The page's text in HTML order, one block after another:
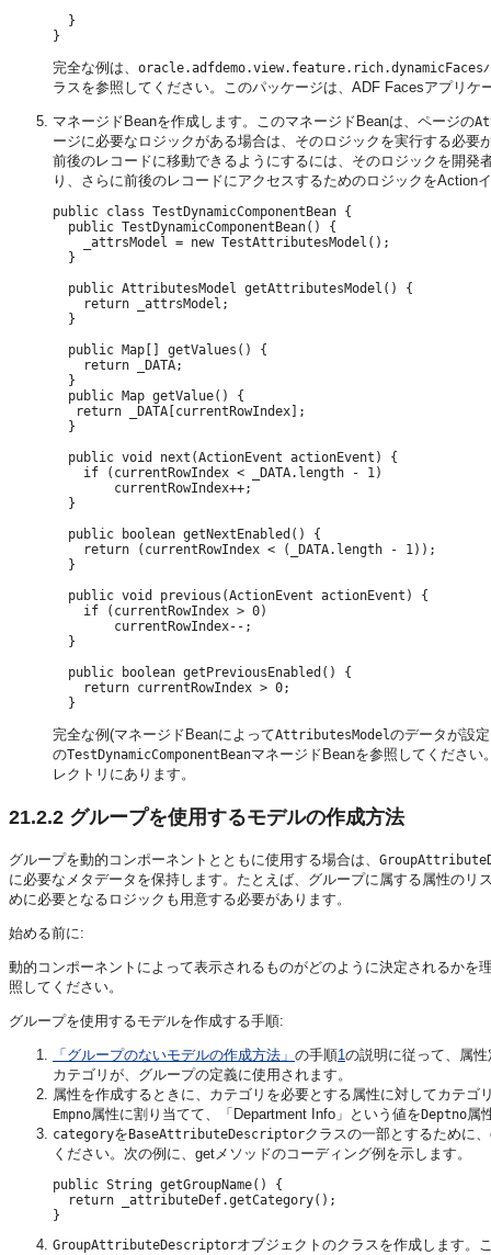
  }
完全な例は、 oracle.adfdemo.view.feature.rich.dynamicFaces
ラスを参照してください。このパッケージは、ADF Facesアプリ
マネージドBeanを作成します。このマネージドBeanは、ページの
ージに必要なロジックがある場合は、そのロジックを実行する必
前後のレコードに移動できるようにするには、そのロジックを開
り、さらに前後のレコードにアクセスするためのロジックをAction
public class TestDynamicComponentBean {
  public TestDynamicComponentBean() {
    _attrsModel = new TestAttributesModel();
  }
  public AttributesModel getAttributesModel() {
    return _attrsModel;
  }
  public Map[] getValues() {
    return _DATA;
  }
  public Map getValue() {
   return _DATA[currentRowIndex];
  }
  public void next(ActionEvent actionEvent) {
    if (currentRowIndex < _DATA.length - 1)
        currentRowIndex++;
  }
  public boolean getNextEnabled() {
    return (currentRowIndex < (_DATA.length - 1));
  }
  public void previous(ActionEvent actionEvent) {
    if (currentRowIndex > 0)
        currentRowIndex--;
  }
  public boolean getPreviousEnabled() {
    return currentRowIndex > 0;
完全な例(マネージドBeanによってAttributesModelのデータが設
のTestDynamicComponentBeanマネージドBeanを参照してくださ
レクトリにあります。
21.2.2 グループを使用するモデルの作成方法
グループを動的コンポーネントとともに使用する場合は、
に必要なメタデータを保持します。たとえば、グループに属する属性の
めに必要となるロジックも用意する必要があります。
始める前に:
動的コンポーネントによって表示されるものがどのように決定されるかを
照してください。
グループを使用するモデルを作成する手順:
「グループのないモデルの作成方法」 の手順1の説明に従って、属
カテゴリが、グループの定義に使用されます。
属性を作成するときに、カテゴリを必要とする属性に対してカテ
Empno属性に割り当てて、「Department Info」という値を Deptno属
categoryを BaseAttributeDescriptorクラスの一部とするために
ください。次の例に、getメソッドのコーディング例を示します。
public String getGroupName() {
  return _attributeDef.getCategory();
GroupAttributeDescriptorオブジェクトのクラスを作成します。